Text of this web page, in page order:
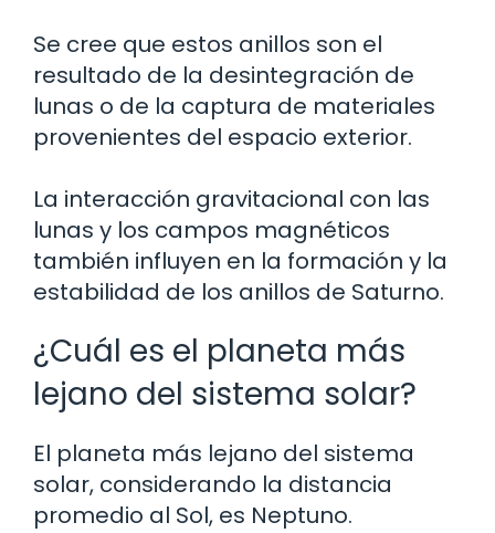
Se cree que estos anillos son el
resultado de la desintegración de
lunas o de la captura de materiales
provenientes del espacio exterior.
La interacción gravitacional con las
lunas y los campos magnéticos
también influyen en la formación y la
estabilidad de los anillos de Saturno.
¿Cuál es el planeta más
lejano del sistema solar?
El planeta más lejano del sistema
solar, considerando la distancia
promedio al Sol, es Neptuno.